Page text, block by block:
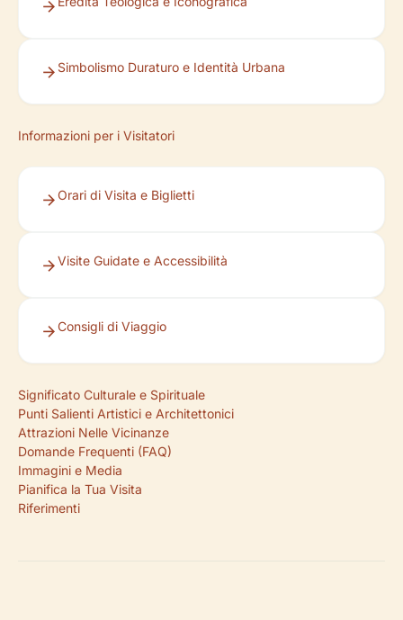
Simbolismo Duraturo e Identità Urbana
Informazioni per i Visitatori
Orari di Visita e Biglietti
Visite Guidate e Accessibilità
Consigli di Viaggio
Significato Culturale e Spirituale
Punti Salienti Artistici e Architettonici
Attrazioni Nelle Vicinanze
Domande Frequenti (FAQ)
Immagini e Media
Pianifica la Tua Visita
Riferimenti